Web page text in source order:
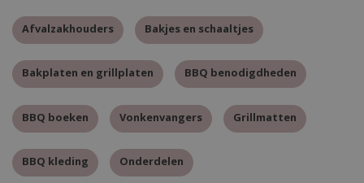
Afvalzakhouders Bakjes en schaaltjes
Bakplaten en grillplaten BBQ benodigdheden
BBQ boeken Vonkenvangers Grillmatten
BBQ kleding Onderdelen